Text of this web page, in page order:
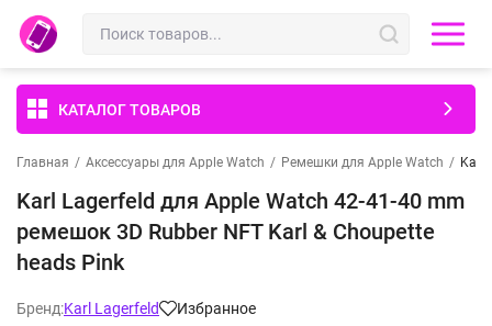
КАТАЛОГ ТОВАРОВ
Главная / Аксессуары для Apple Watch / Ремешки для Apple Watch / Karl
Karl Lagerfeld для Apple Watch 42-41-40 mm
ремешок 3D Rubber NFT Karl & Choupette
heads Pink
Бренд:Karl Lagerfeld Избранное